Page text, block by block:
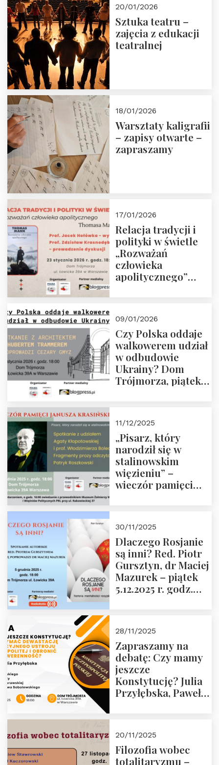
20/01/2026
Sztuka teatru –
zajęcia z edukacji
teatralnej
18/01/2026
Warsztaty kaligrafii
– zapisy otwarte –
zapraszamy
17/01/2026
Relacja tradycji i
polityki w świetle
„Rozważań
człowieka
apolitycznego”
godz. 18:00.
Zapraszamy!
09/01/2026
Czy Polska oddaje
walkowerem udział
w odbudowie
Ukrainy? Dom
Trójmorza, piątek
11/12/2025
„Pisarz, który
narodził się w
stalinowskim
więzieniu” –
wieczór pamięci
zwiedzanie
Muzeum Żołnierzy
Wyklętych i
Więźniów
Politycznych PRL o
godz. 16:00 – 19
30/11/2025
Dlaczego Rosjanie
są inni? Red. Piotr
Gursztyn, dr Maciej
Mazurek – piątek
5.12.2025 r. godz.
28/11/2025
Zapraszamy na
debatę: Czy mamy
jeszcze
Konstytucję? Julia
Przyłębska, Paweł
Przemysław
Sobolewski – 4
20/11/2025
Filozofia wobec
totalitaryzmu –